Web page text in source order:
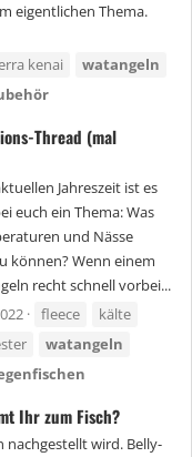
eigentlichen Thema.
kenai
watangeln
Thread (mal
Jahreszeit ist es
euch ein Thema: Was
und Nässe
können? Wenn einem
recht schnell vorbei...
fleece
kälte
watangeln
Ihr zum Fisch?
nachgestellt wird. Belly-